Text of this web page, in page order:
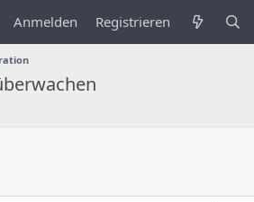
Anmelden Registrieren